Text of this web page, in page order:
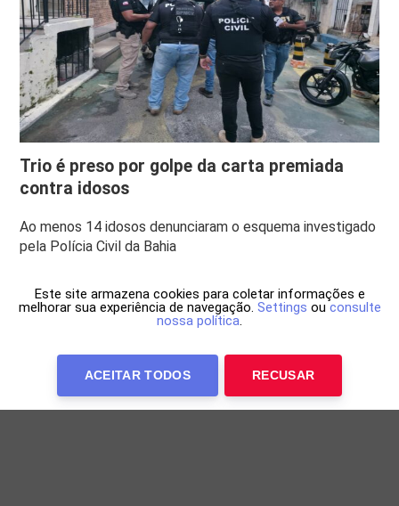
Trio é preso por golpe da carta premiada
contra idosos
Ao menos 14 idosos denunciaram o esquema investigado
pela Polícia Civil da Bahia
Este site armazena cookies para coletar informações e
melhorar sua experiência de navegação. Settings ou consulte
nossa política.
ACEITAR TODOS RECUSAR